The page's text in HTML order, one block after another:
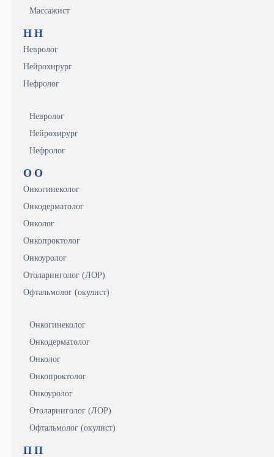
Массажист
Н Н
Невролог
Нейрохирург
Нефролог
Невролог
Нейрохирург
Нефролог
О О
Онкогинеколог
Онкодерматолог
Онколог
Онкопроктолог
Онкоуролог
Отоларинголог (ЛОР)
Офтальмолог (окулист)
Онкогинеколог
Онкодерматолог
Онколог
Онкопроктолог
Онкоуролог
Отоларинголог (ЛОР)
Офтальмолог (окулист)
П П